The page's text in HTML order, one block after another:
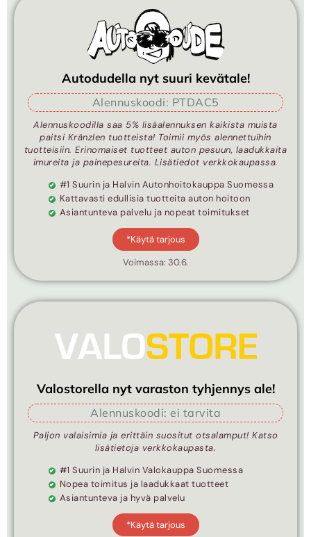
Autodudella nyt suuri kevätale!
Alennuskoodi: PTDAC5
Alennuskoodilla saa 5% lisäalennuksen kaikista muista
paitsi Kränzlen tuotteista! Toimii myös alennettuihin
tuotteisiin. Erinomaiset tuotteet auton pesuun, laadukkaita
imureita ja painepesureita. Lisätiedot verkkokaupassa.
#1 Suurin ja Halvin Autonhoitokauppa Suomessa
Kattavasti edullisia tuotteita auton hoitoon
Asiantunteva palvelu ja nopeat toimitukset
*Käytä tarjous
Voimassa: 30.6.
Valostorella nyt varaston tyhjennys ale!
Alennuskoodi: ei tarvita
Paljon valaisimia ja erittäin suositut otsalamput! Katso
lisätietoja verkkokaupasta.
#1 Suurin ja Halvin Valokauppa Suomessa
Nopea toimitus ja laadukkaat tuotteet
Asiantunteva ja hyvä palvelu
*Käytä tarjous